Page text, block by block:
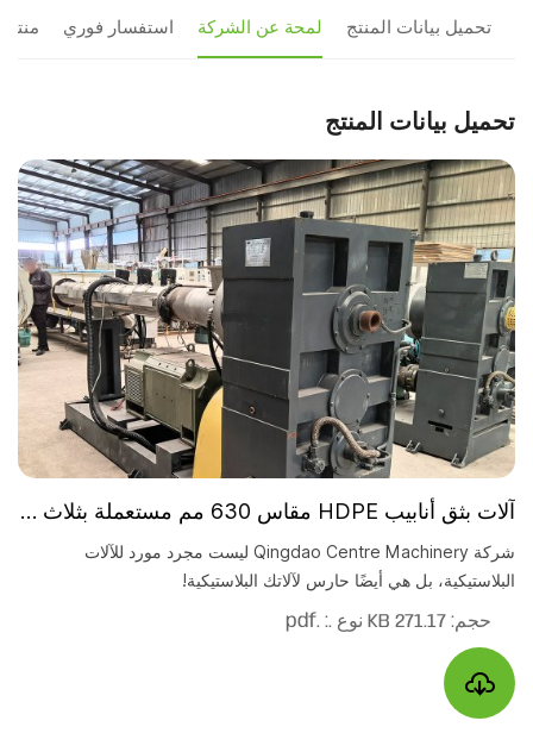
تحميل بيانات المنتج لمحة عن الشركة استفسار فوري
تحميل بيانات المنتج
آلات بثق أنابيب HDPE مقاس 630 مم مستعملة بثلاث طبقات (ABA)
شركة Qingdao Centre Machinery ليست مجرد مورد للآلات
البلاستيكية، بل هي أيضًا حارس لآلاتك البلاستيكية!
حجم: 271.17 KB نوع .: .pdf